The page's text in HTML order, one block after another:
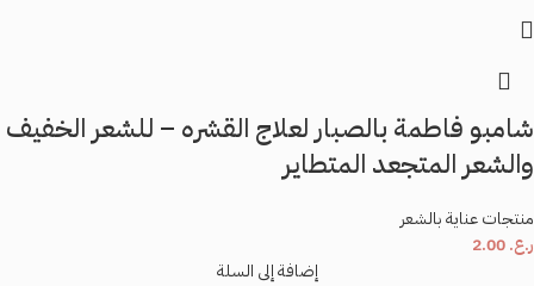
شامبو فاطمة بالصبار لعلاج القشره – للشعر الخفيف
والشعر المتجعد المتطاير
منتجات عناية بالشعر
ر.ع.
إضافة إلى السلة